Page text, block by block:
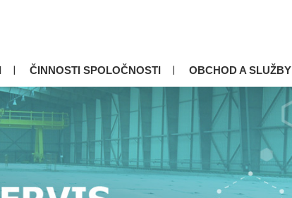
ČINNOSTI SPOLOČNOSTI OBCHOD A SLUŽBY